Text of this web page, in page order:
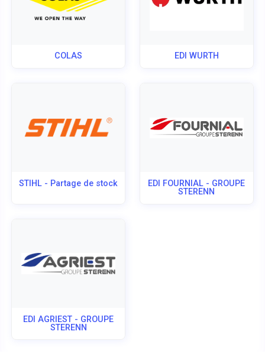
COLAS EDI WURTH
STIHL - Partage de stock
EDI FOURNIAL - GROUPE
STERENN
EDI AGRIEST - GROUPE
STERENN